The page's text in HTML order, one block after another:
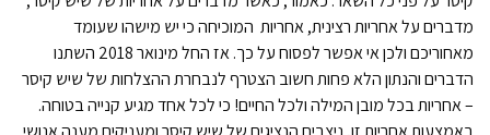
מדברים על אחריות רצינית, אחריות המוכיחה כי יש מישהו שעומד
מאחוריכם ולכן אי אפשר לפסוח על כך. אז החל מינואר 2018 השתנו
הדברים והנתון הלא פחות חשוב הצטרף לנבחרת ההצלחות של שיש קיסר
– אחריות בכל מובן המילה ולכל החיים! כי לכל אחד מגיע קנייה בטוחה.